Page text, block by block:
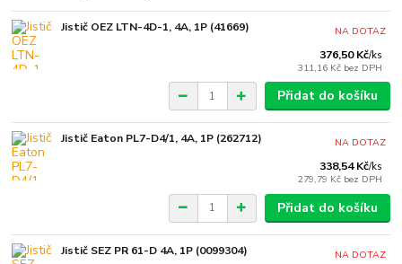
Jistič OEZ LTN-4D-1, 4A, 1P (41669)
376,50 Kč/ks
311,16 Kč bez DPH
NA DOTAZ
Přidat do košíku
Jistič Eaton PL7-D4/1, 4A, 1P (262712)
338,54 Kč/ks
279,79 Kč bez DPH
NA DOTAZ
Přidat do košíku
Jistič SEZ PR 61-D 4A, 1P (0099304)
NA DOTAZ